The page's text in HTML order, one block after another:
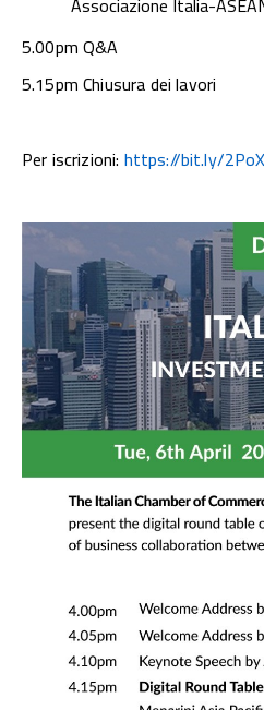
5.00pm Q&A
5.15pm Chiusura dei lavori
Per iscrizioni: https://bit.ly/